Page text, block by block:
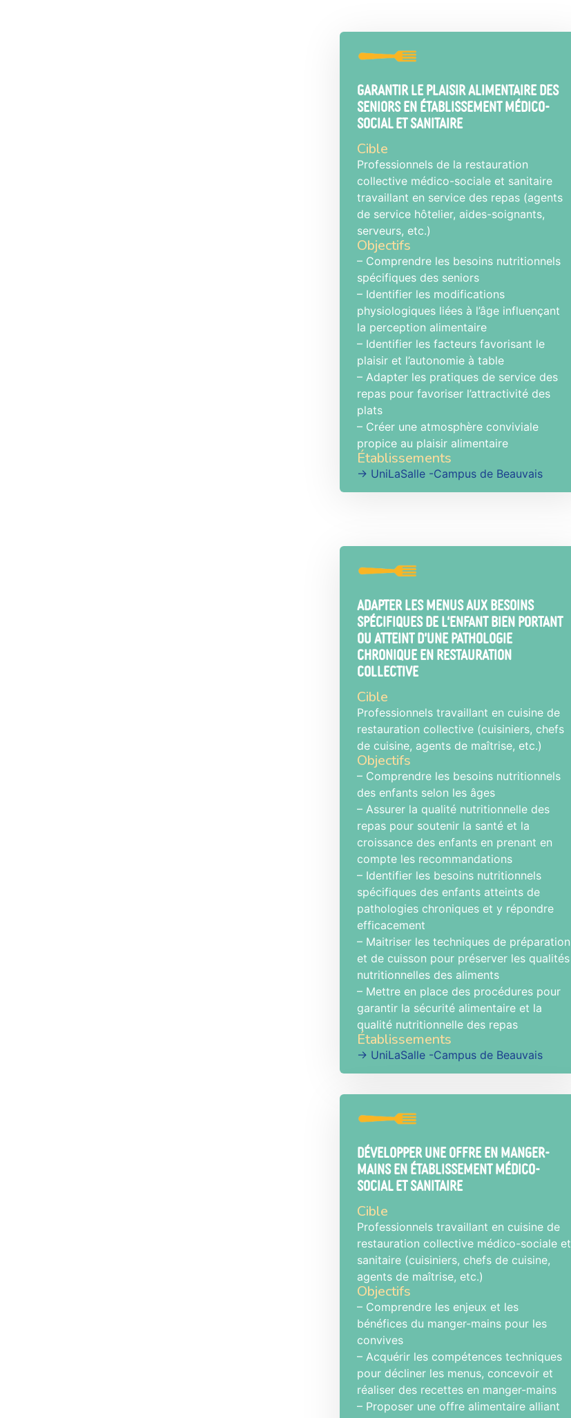
Garantir le plaisir alimentaire des
seniors en établissement médico-
social et sanitaire
Cible
Professionnels de la restauration
collective médico-sociale et sanitaire
travaillant en service des repas (agents
de service hôtelier, aides-soignants,
serveurs, etc.)
Objectifs
– Comprendre les besoins nutritionnels
spécifiques des seniors
– Identifier les modifications
physiologiques liées à l’âge influençant
la perception alimentaire
– Identifier les facteurs favorisant le
plaisir et l’autonomie à table
– Adapter les pratiques de service des
repas pour favoriser l’attractivité des
plats
– Créer une atmosphère conviviale
propice au plaisir alimentaire
Établissements
→ UniLaSalle -Campus de Beauvais
Adapter les menus aux besoins
spécifiques de l'enfant bien portant
ou atteint d'une pathologie
chronique en restauration
collective
Cible
Professionnels travaillant en cuisine de
restauration collective (cuisiniers, chefs
de cuisine, agents de maîtrise, etc.)
Objectifs
– Comprendre les besoins nutritionnels
des enfants selon les âges
– Assurer la qualité nutritionnelle des
repas pour soutenir la santé et la
croissance des enfants en prenant en
compte les recommandations
– Identifier les besoins nutritionnels
spécifiques des enfants atteints de
pathologies chroniques et y répondre
efficacement
– Maitriser les techniques de préparation
et de cuisson pour préserver les qualités
nutritionnelles des aliments
– Mettre en place des procédures pour
garantir la sécurité alimentaire et la
qualité nutritionnelle des repas
Établissements
→ UniLaSalle -Campus de Beauvais
Développer une offre en manger-
mains en établissement médico-
social et sanitaire
Cible
Professionnels travaillant en cuisine de
restauration collective médico-sociale et
sanitaire (cuisiniers, chefs de cuisine,
agents de maîtrise, etc.)
Objectifs
– Comprendre les enjeux et les
bénéfices du manger-mains pour les
convives
– Acquérir les compétences techniques
pour décliner les menus, concevoir et
réaliser des recettes en manger-mains
– Proposer une offre alimentaire alliant